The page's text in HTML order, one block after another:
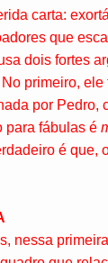
carta:
que
dois fortes
primeiro,
por Pedro,
para fábulas é
é que,
nessa